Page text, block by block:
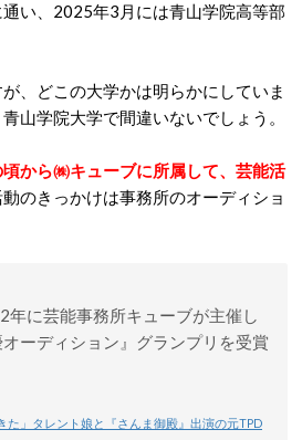
い、2025年3月には青山学院高等部
、どこの大学かは明らかにしていま
山学院大学で間違いないでしょう。
から㈱キューブに所属して、芸能活
のきっかけは事務所のオーディショ
年に芸能事務所キューブが主催し
ーディション』グランプリを受賞
た」タレント娘と『さんま御殿』出演の元TPD